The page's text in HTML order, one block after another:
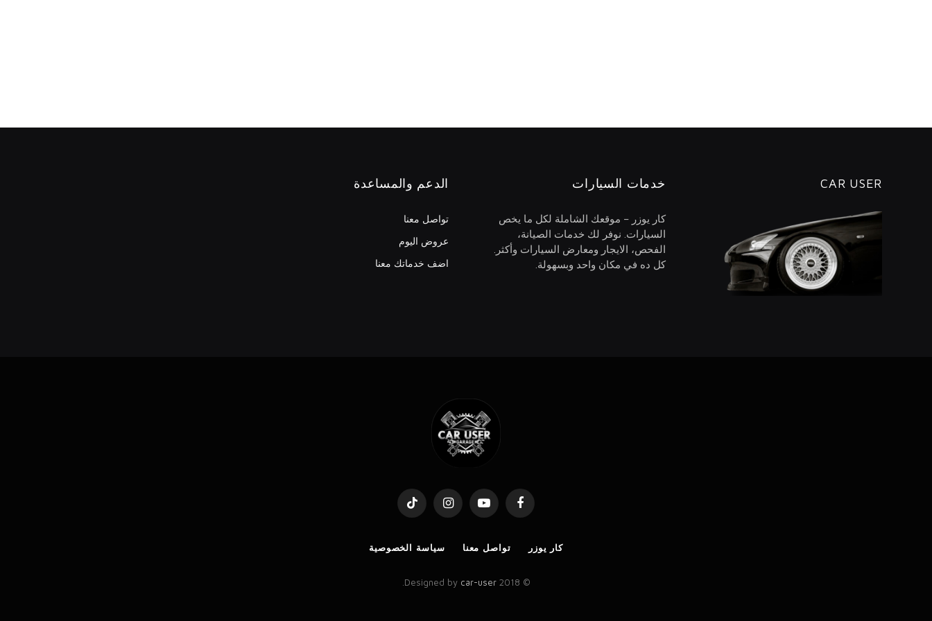
CAR USER خدمات السيارات
كار يوزر – موقعك الشاملة لكل ما يخص
السيارات. نوفر لك خدمات الصيانة،
الفحص، الايجار ومعارض السيارات وأكثر.
كل ده في مكان واحد وبسهولة.
الدعم والمساعدة
تواصل معنا
عروض اليوم
اضف خدماتك معنا
Facebook
YouTube
Instagram
TikTok
كار يوزر تواصل معنا سياسة الخصوصية
© 2018 Designed by
car-user